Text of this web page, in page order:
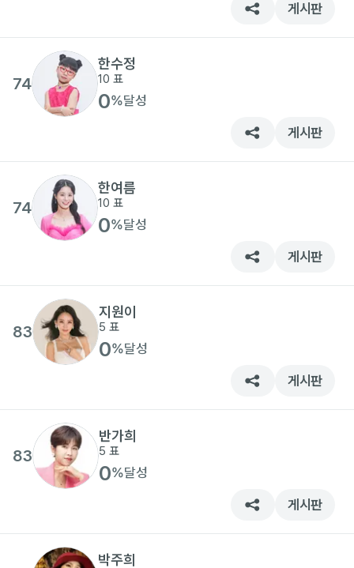
게시판
74
한수정
10 표
0%달성
게시판
74
한여름
10 표
0%달성
게시판
83
지원이
5 표
0%달성
게시판
83
반가희
5 표
0%달성
게시판
박주희